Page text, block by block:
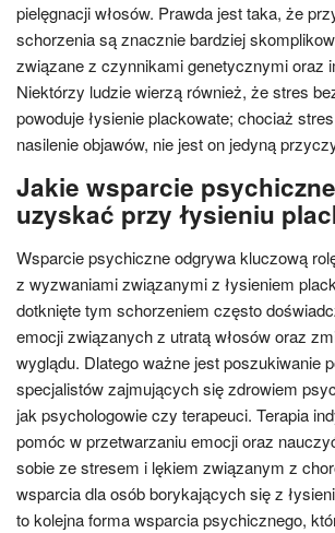
pielęgnacji włosów. Prawda jest taka, że
schorzenia są znacznie bardziej
związane z czynnikami genetycznymi oraz
Niektórzy ludzie wierzą również, że stres
powoduje łysienie plackowate; chociaż
nasilenie objawów, nie jest on jedyną
Jakie wsparcie
uzyskać przy łysieniu
Wsparcie psychiczne odgrywa kluczową
z wyzwaniami związanymi z łysieniem
dotknięte tym schorzeniem często
emocji związanych z utratą włosów oraz
wyglądu. Dlatego ważne jest poszukiwanie
specjalistów zajmujących się zdrowiem
jak psychologowie czy terapeuci. Terapia
pomóc w przetwarzaniu emocji oraz
sobie ze stresem i lękiem związanym z
wsparcia dla osób borykających się z
to kolejna forma wsparcia psychicznego,